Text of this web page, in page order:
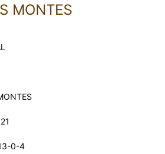
MONTES
0-4